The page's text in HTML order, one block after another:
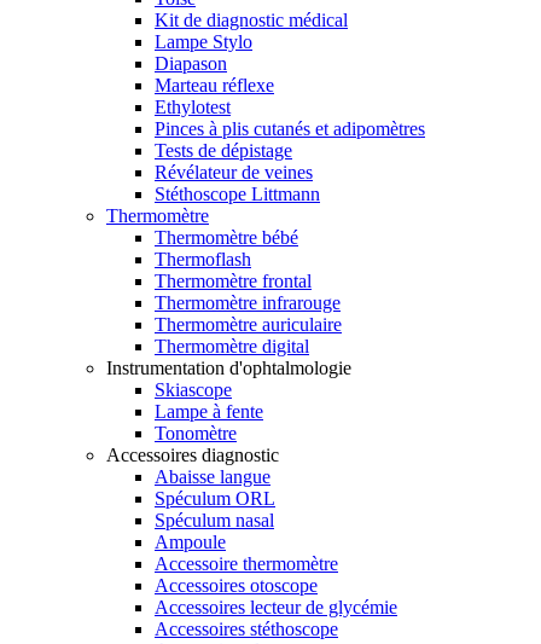
Kit de diagnostic médical
Lampe Stylo
Diapason
Marteau réflexe
Ethylotest
Pinces à plis cutanés et adipomètres
Tests de dépistage
Révélateur de veines
Stéthoscope Littmann
Thermomètre
Thermomètre bébé
Thermoflash
Thermomètre frontal
Thermomètre infrarouge
Thermomètre auriculaire
Thermomètre digital
Instrumentation d'ophtalmologie
Skiascope
Lampe à fente
Tonomètre
Accessoires diagnostic
Abaisse langue
Spéculum ORL
Spéculum nasal
Ampoule
Accessoire thermomètre
Accessoires otoscope
Accessoires lecteur de glycémie
Accessoires stéthoscope